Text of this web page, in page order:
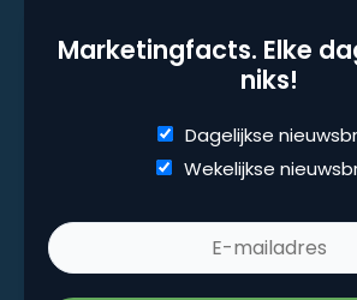
Marketingfacts. Elke
niks!
Dagelijkse
Wekelijkse
Wekelijkse